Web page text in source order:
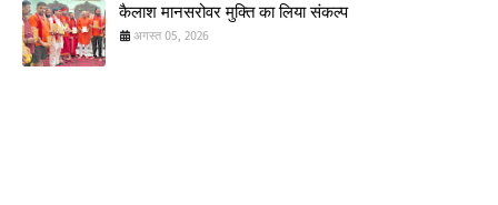
कैलाश मानसरोवर मुक्ति का लिया संकल्प
अगस्त 05, 2026